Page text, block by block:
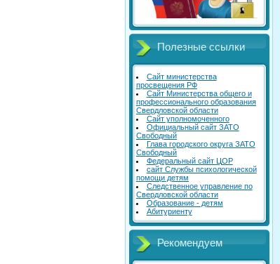
Полезные ссылки
Сайт министерства
просвещения РФ
Сайт Министерства общего и
профессионального образования
Свердловской области
Сайт уполномоченного
Официальный сайт ЗАТО
Свободный
Глава городского округа ЗАТО
Свободный
Федеральный сайт ЦОР
сайт Службы психологической
помощи детям
Следственное управление по
Свердловской области
Образование - детям
Абитуриенту
Рекомендуем